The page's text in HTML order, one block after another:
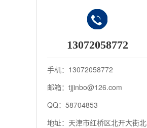
13072058772
手机：13072058772
邮箱：tjjinbo@126.com
QQ：58704853
地址：天津市红桥区北开大街北